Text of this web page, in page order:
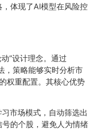
，体现了AI模型在风险控
”设计理念。通过
，策略能够实时分析市
权重配置。其核心优势
习市场模式，自动筛选出
的个股，避免人为情绪